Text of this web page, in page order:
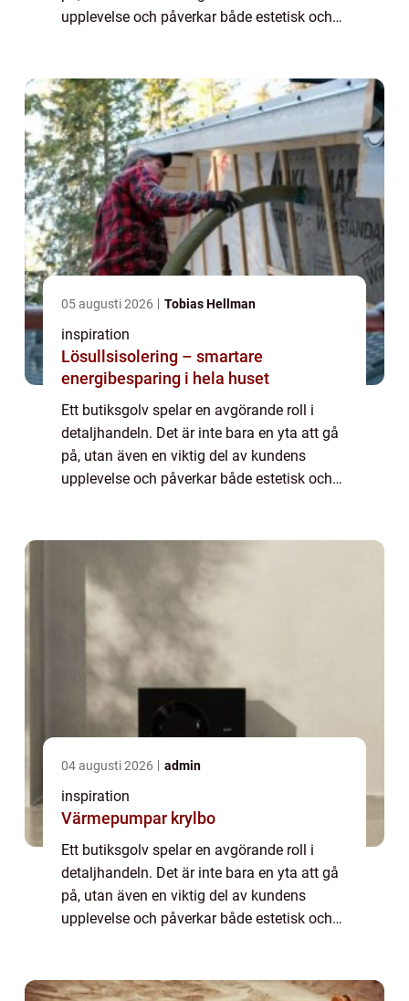
upplevelse och påverkar både estetisk och
05 augusti 2026 Tobias Hellman
inspiration
Lösullsisolering – smartare
energibesparing i hela huset
Ett butiksgolv spelar en avgörande roll i
detaljhandeln. Det är inte bara en yta att gå
på, utan även en viktig del av kundens
upplevelse och påverkar både estetisk och
04 augusti 2026 admin
inspiration
Värmepumpar krylbo
Ett butiksgolv spelar en avgörande roll i
detaljhandeln. Det är inte bara en yta att gå
på, utan även en viktig del av kundens
upplevelse och påverkar både estetisk och